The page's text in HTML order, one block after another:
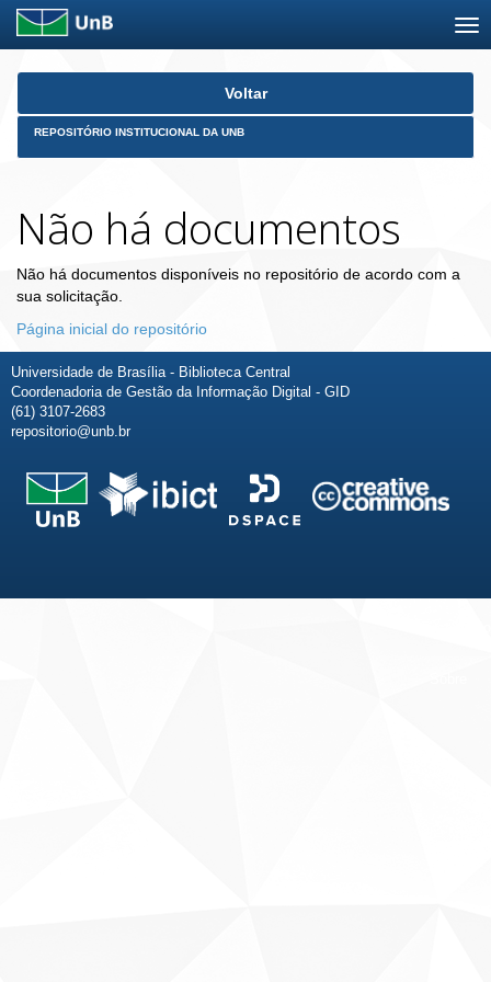
Skip
Voltar
REPOSITÓRIO INSTITUCIONAL DA UNB
Não há documentos
Não há documentos disponíveis no repositório de acordo com a
sua solicitação.
Página inicial do repositório
Universidade de Brasília - Biblioteca Central
Coordenadoria de Gestão da Informação Digital - GID
(61) 3107-2683
repositorio@unb.br